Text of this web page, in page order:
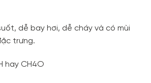
dễ bay hơi, dễ cháy và có mùi
trưng.
hay CH4O